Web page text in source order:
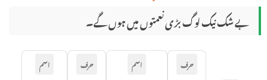
بے شک نیک لوگ بڑی نعمتوں میں ہوں گے۔
حرف
اسم
حرف
اسم